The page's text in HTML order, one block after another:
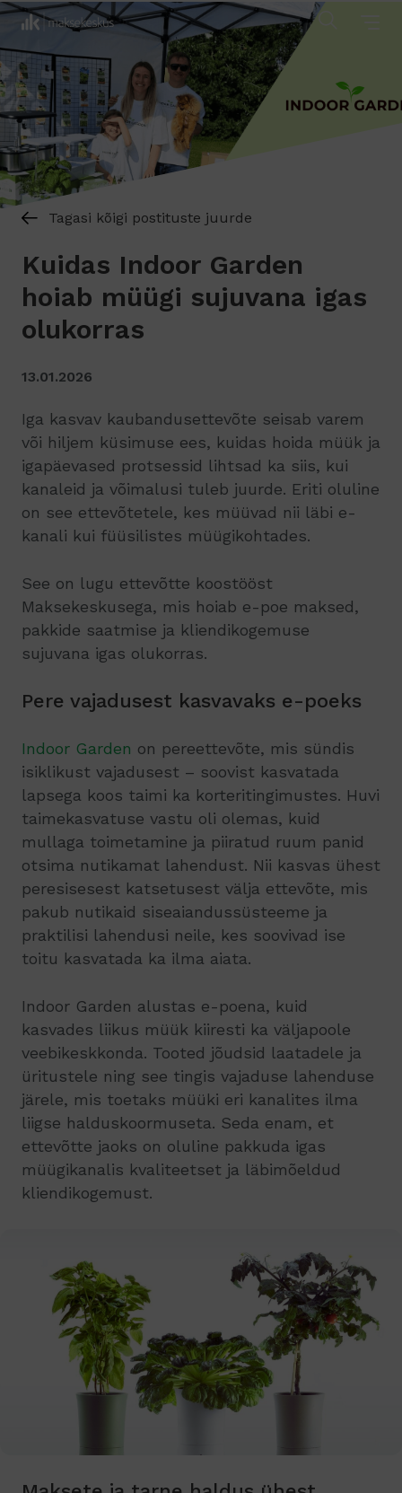
Tagasi kõigi postituste juurde
Kuidas Indoor Garden
hoiab müügi sujuvana igas
olukorras
13.01.2026
Iga kasvav kaubandusettevõte seisab varem
või hiljem küsimuse ees, kuidas hoida müük ja
igapäevased protsessid lihtsad ka siis, kui
kanaleid ja võimalusi tuleb juurde. Eriti oluline
on see ettevõtetele, kes müüvad nii läbi e-
kanali kui füüsilistes müügikohtades.
See on lugu ettevõtte koostööst
Maksekeskusega, mis hoiab e-poe maksed,
pakkide saatmise ja kliendikogemuse
sujuvana igas olukorras.
Pere vajadusest kasvavaks e-poeks
Indoor Garden on pereettevõte, mis sündis
isiklikust vajadusest – soovist kasvatada
lapsega koos taimi ka korteritingimustes. Huvi
taimekasvatuse vastu oli olemas, kuid
mullaga toimetamine ja piiratud ruum panid
otsima nutikamat lahendust. Nii kasvas ühest
peresisesest katsetusest välja ettevõte, mis
pakub nutikaid siseaiandussüsteeme ja
praktilisi lahendusi neile, kes soovivad ise
toitu kasvatada ka ilma aiata.
Indoor Garden alustas e-poena, kuid
kasvades liikus müük kiiresti ka väljapoole
veebikeskkonda. Tooted jõudsid laatadele ja
üritustele ning see tingis vajaduse lahenduse
järele, mis toetaks müüki eri kanalites ilma
liigse halduskoormuseta. Seda enam, et
ettevõtte jaoks on oluline pakkuda igas
müügikanalis kvaliteetset ja läbimõeldud
kliendikogemust.